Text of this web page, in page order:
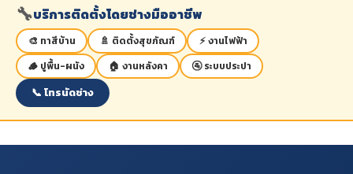
หน่วยนับ:
แผ่น
สถานะสินค้า:
สินค้าพร้อมส่ง (จัดส่งภายใน 2-5 วัน)
122 x 244 x 0.07 CM
หน่วยนับ:
แผ่น
สถานะสินค้า:
🔧บริการติดตั้งโดยช่างมืออาชีพ
🎨 ทาสีบ้าน 🚿 ติดตั้งสุขภัณฑ์
⚡ งานไฟฟ้า
🪵 ปูพื้น-ผนัง
🏠 งานหลังคา 🚰 ระบบประปา
📞 โทรนัดช่าง